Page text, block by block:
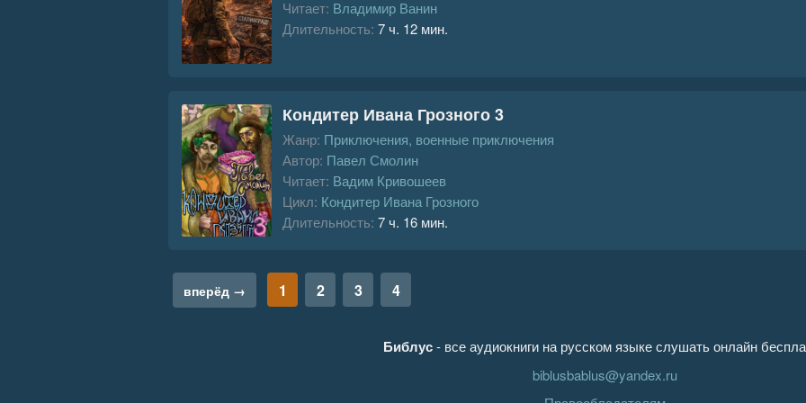
Читает: Владимир Ванин
Длительность: 7 ч. 12 мин.
Кондитер Ивана Грозного 3
Жанр: Приключения, военные приключения
Автор: Павел Смолин
Читает: Вадим Кривошеев
Цикл: Кондитер Ивана Грозного
Длительность: 7 ч. 16 мин.
вперёд → 1 2 3 4
Библус- все аудиокниги на русском языке слушать онлайн
biblusbablus@yandex.ru